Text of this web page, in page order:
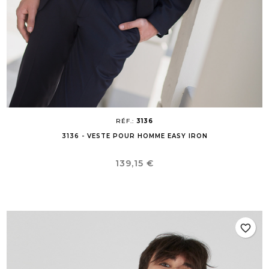
RÉF.: 3136
3136 - VESTE POUR HOMME EASY IRON
Prix
139,15 €
favorite_border